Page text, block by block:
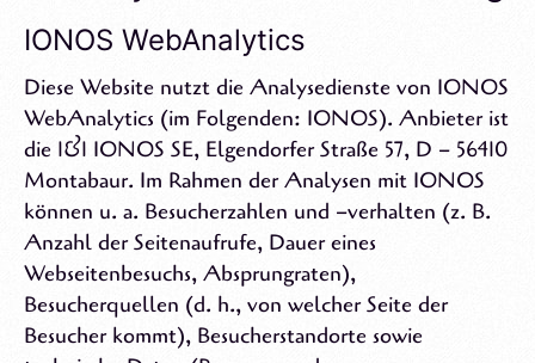
IONOS WebAnalytics
Diese Website nutzt die Analysedienste von IONOS
WebAnalytics (im Folgenden: IONOS). Anbieter ist
die 1&1 IONOS SE, Elgendorfer Straße 57, D – 56410
Montabaur. Im Rahmen der Analysen mit IONOS
können u. a. Besucherzahlen und –verhalten (z. B.
Anzahl der Seitenaufrufe, Dauer eines
Webseitenbesuchs, Absprungraten),
Besucherquellen (d. h., von welcher Seite der
Besucher kommt), Besucherstandorte sowie